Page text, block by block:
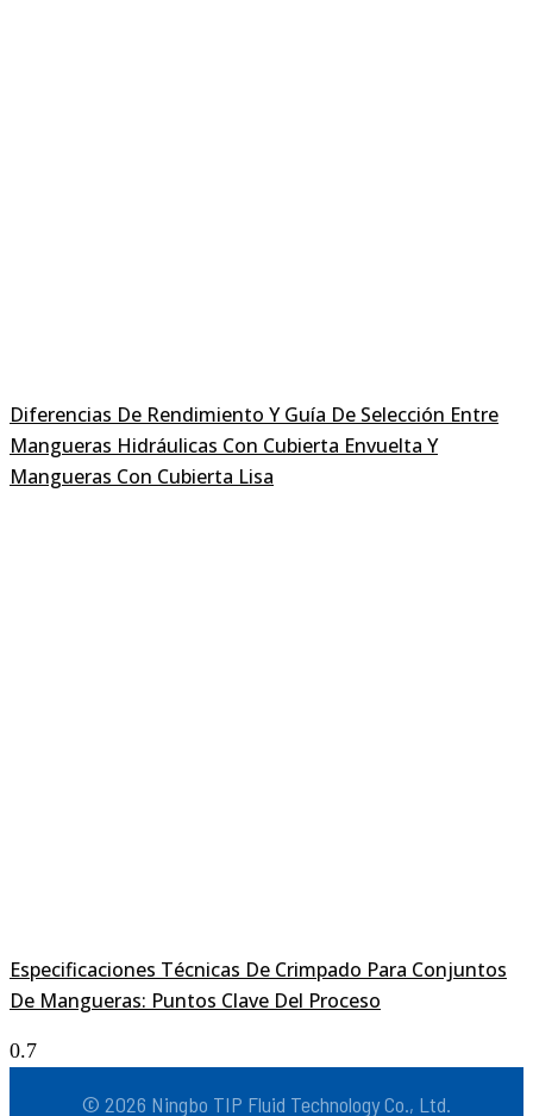
Diferencias De Rendimiento Y Guía De Selección Entre
Mangueras Hidráulicas Con Cubierta Envuelta Y
Mangueras Con Cubierta Lisa
Especificaciones Técnicas De Crimpado Para Conjuntos
De Mangueras: Puntos Clave Del Proceso
© 2026 Ningbo TIP Fluid Technology Co., Ltd.